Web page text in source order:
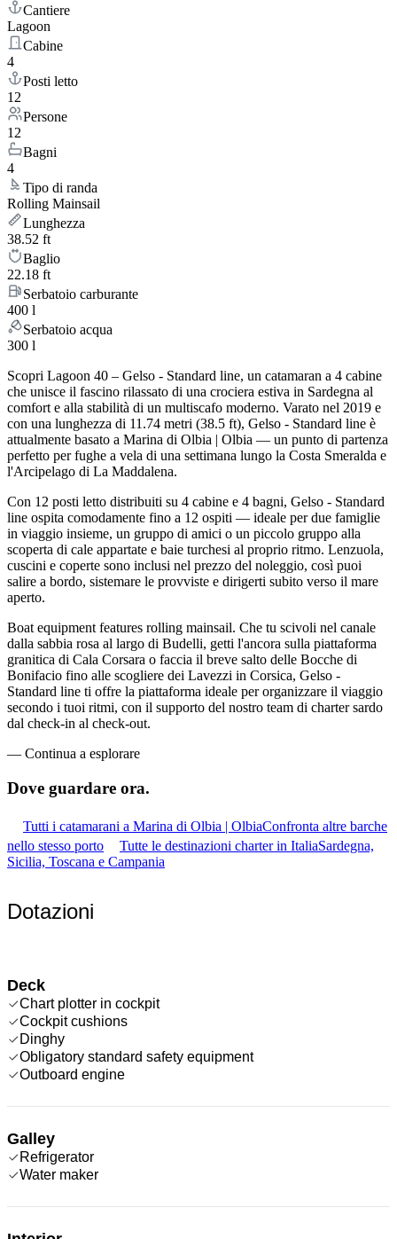
Cantiere
Lagoon
Cabine
4
Posti letto
12
Persone
12
Bagni
4
Tipo di randa
Rolling Mainsail
Lunghezza
38.52 ft
Baglio
22.18 ft
Serbatoio carburante
400 l
Serbatoio acqua
300 l
Scopri Lagoon 40 – Gelso - Standard line, un catamaran a 4 cabine
che unisce il fascino rilassato di una crociera estiva in Sardegna al
comfort e alla stabilità di un multiscafo moderno. Varato nel 2019 e
con una lunghezza di 11.74 metri (38.5 ft), Gelso - Standard line è
attualmente basato a Marina di Olbia | Olbia — un punto di partenza
perfetto per fughe a vela di una settimana lungo la Costa Smeralda e
l'Arcipelago di La Maddalena.
Con 12 posti letto distribuiti su 4 cabine e 4 bagni, Gelso - Standard
line ospita comodamente fino a 12 ospiti — ideale per due famiglie
in viaggio insieme, un gruppo di amici o un piccolo gruppo alla
scoperta di cale appartate e baie turchesi al proprio ritmo. Lenzuola,
cuscini e coperte sono inclusi nel prezzo del noleggio, così puoi
salire a bordo, sistemare le provviste e dirigerti subito verso il mare
aperto.
Boat equipment features rolling mainsail. Che tu scivoli nel canale
dalla sabbia rosa al largo di Budelli, getti l'ancora sulla piattaforma
granitica di Cala Corsara o faccia il breve salto delle Bocche di
Bonifacio fino alle scogliere dei Lavezzi in Corsica, Gelso -
Standard line ti offre la piattaforma ideale per organizzare il viaggio
secondo i tuoi ritmi, con il supporto del nostro team di charter sardo
dal check-in al check-out.
— Continua a esplorare
Dove guardare ora.
Tutti i catamarani a Marina di Olbia | OlbiaConfronta altre barche
nello stesso porto
Tutte le destinazioni charter in ItaliaSardegna,
Sicilia, Toscana e Campania
Dotazioni
Deck
Chart plotter in cockpit
Cockpit cushions
Dinghy
Obligatory standard safety equipment
Outboard engine
Galley
Refrigerator
Water maker